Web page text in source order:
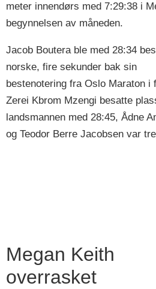
meter innendørs med 7:29:38 i
begynnelsen av måneden.
Jacob Boutera ble med 28:34
norske, fire sekunder bak sin
bestenotering fra Oslo Maraton i
Zerei Kbrom Mzengi besatte
landsmannen med 28:45, Ådne
og Teodor Berre Jacobsen var
Megan Keith
overrasket